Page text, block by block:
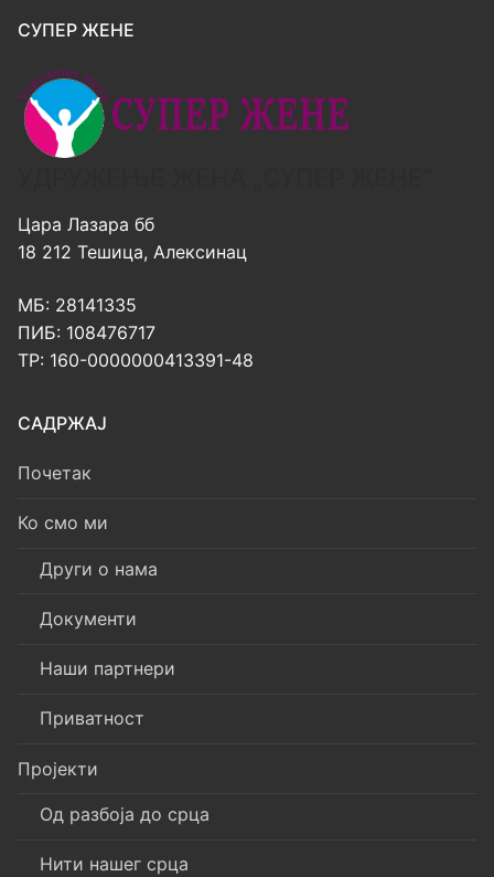
СУПЕР ЖЕНЕ
Цара Лазара бб
18 212 Тешица, Алексинац
МБ: 28141335
ПИБ: 108476717
ТР: 160-0000000413391-48
САДРЖАЈ
Почетак
Ко смо ми
Други о нама
Документи
Наши партнери
Приватност
Пројекти
Од разбоја до срца
Нити нашег срца